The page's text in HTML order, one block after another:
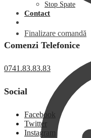
Finalizare comandă
Stop Spate
Contact
Comenzi Telefonice
0741.83.83.83
Social
Facebook
Twitter
Instagram